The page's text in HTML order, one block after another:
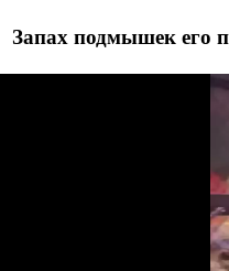
Запах подмышек его